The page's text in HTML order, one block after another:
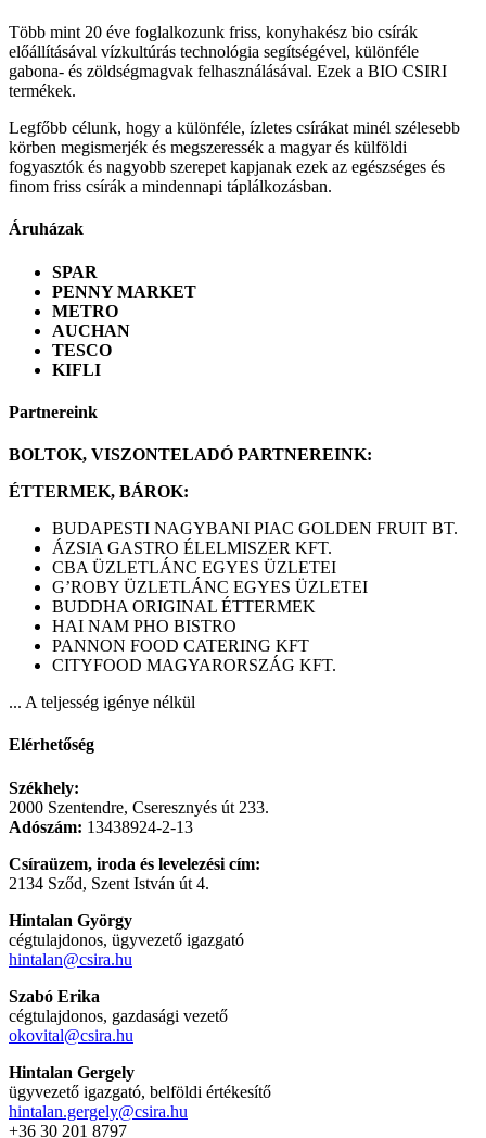
Több mint 20 éve foglalkozunk friss, konyhakész bio csírák
előállításával vízkultúrás technológia segítségével, különféle
gabona- és zöldségmagvak felhasználásával. Ezek a BIO CSIRI
termékek.
Legfőbb célunk, hogy a különféle, ízletes csírákat minél szélesebb
körben megismerjék és megszeressék a magyar és külföldi
fogyasztók és nagyobb szerepet kapjanak ezek az egészséges és
finom friss csírák a mindennapi táplálkozásban.
Áruházak
SPAR
PENNY MARKET
METRO
AUCHAN
TESCO
KIFLI
Partnereink
BOLTOK, VISZONTELADÓ PARTNEREINK:
ÉTTERMEK, BÁROK:
BUDAPESTI NAGYBANI PIAC GOLDEN FRUIT BT.
ÁZSIA GASTRO ÉLELMISZER KFT.
CBA ÜZLETLÁNC EGYES ÜZLETEI
G’ROBY ÜZLETLÁNC EGYES ÜZLETEI
BUDDHA ORIGINAL ÉTTERMEK
HAI NAM PHO BISTRO
PANNON FOOD CATERING KFT
CITYFOOD MAGYARORSZÁG KFT.
... A teljesség igénye nélkül
Elérhetőség
Székhely:
2000 Szentendre, Cseresznyés út 233.
Adószám: 13438924-2-13
Csíraüzem, iroda és levelezési cím:
2134 Sződ, Szent István út 4.
Hintalan György
cégtulajdonos, ügyvezető igazgató
hintalan@csira.hu
Szabó Erika
cégtulajdonos, gazdasági vezető
okovital@csira.hu
Hintalan Gergely
ügyvezető igazgató, belföldi értékesítő
hintalan.gergely@csira.hu
+36 30 201 8797